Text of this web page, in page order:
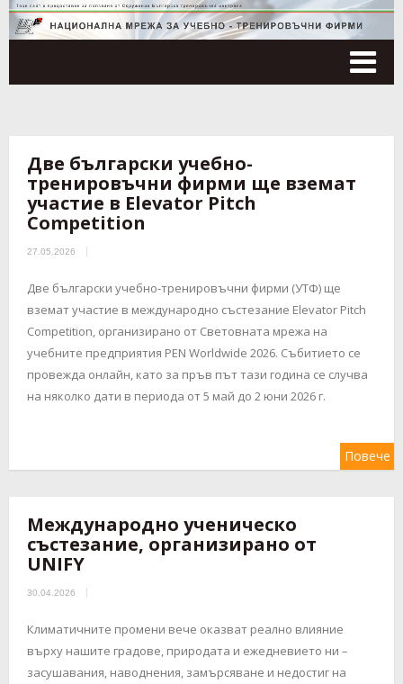
Две български учебно-
тренировъчни фирми ще вземат
участие в Elevator Pitch
Competition
27.05.2026
Две български учебно-тренировъчни фирми (УТФ) ще
вземат участие в международно състезание Elevator Pitch
Competition, организирано от Световната мрежа на
учебните предприятия PEN Worldwide 2026. Събитието се
провежда онлайн, като за пръв път тази година се случва
на няколко дати в периода от 5 май до 2 юни 2026 г.
Повече
Международно ученическо
състезание, организирано от
UNIFY
30.04.2026
Климатичните промени вече оказват реално влияние
върху нашите градове, природата и ежедневието ни –
засушавания, наводнения, замърсяване и недостиг на